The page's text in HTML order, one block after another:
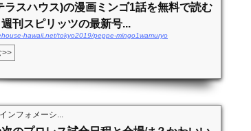
ラスハウス)の漫画ミンゴ1話を無料で読む
刊スピリッツの最新号...
hawaii.net/tokyo2019/peppe-mingo1wamuryo
>>
ンフォメーシ...